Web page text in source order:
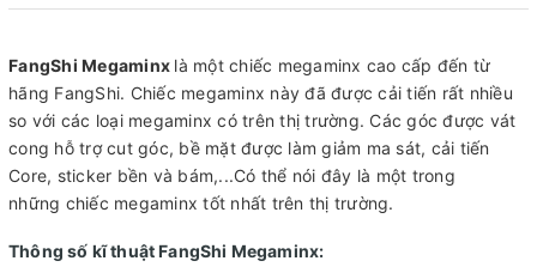
FangShi Megaminx là một chiếc megaminx cao cấp đến từ
hãng FangShi. Chiếc megaminx này đã được cải tiến rất nhiều
so với các loại megaminx có trên thị trường. Các góc được vát
cong hỗ trợ cut góc, bề mặt được làm giảm ma sát, cải tiến
Core, sticker bền và bám,...Có thể nói đây là một trong
những chiếc megaminx tốt nhất trên thị trường.
Thông số kĩ thuật FangShi Megaminx: